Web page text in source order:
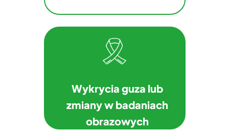
Wykrycia guza lub
zmiany w badaniach
obrazowych